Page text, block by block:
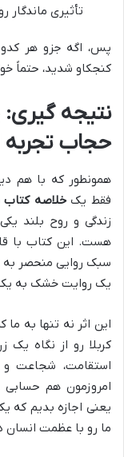
تأثیری ماندگار
پس، اگه جزو هر
کنجکاو شدید، حتماً
نتیجه گیری:
حجاب
همونطور که با هم
فقط یکخلاصه کتاب
زندگی و روح بلند
هست. این کتاب با
سبک روایی منحصر به
یک روایت خشک به یک
این اثر نه تنها به
کربلا رو از نگاه
استقامت، شجاعت و
امروزمون هم حسابی
یعنی اجازه بدیم که
ما رو با عظمت انسان